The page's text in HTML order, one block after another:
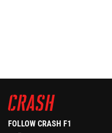
FOLLOW CRASH F1